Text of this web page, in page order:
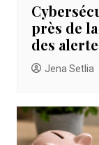
près de
des
Jena Setlia